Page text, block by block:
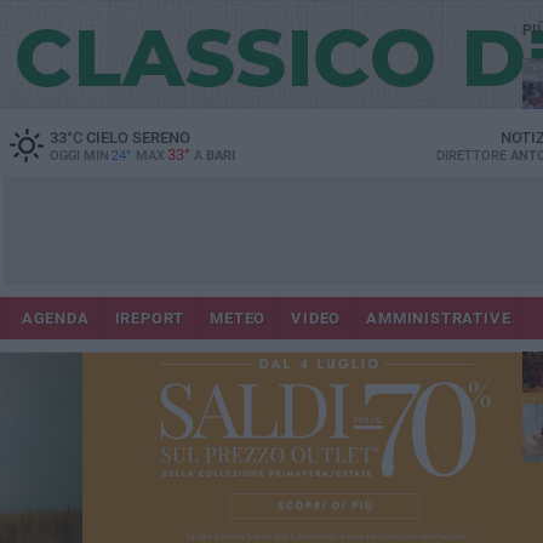
33°CCIELO SERENO
OGGI MIN 24° MAX 33° A BARI DIRETTORE
AGENDA IREPORT METEO VIDEO AMMINISTRATIVE